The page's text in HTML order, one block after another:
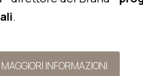
.
INFORMAZIONI